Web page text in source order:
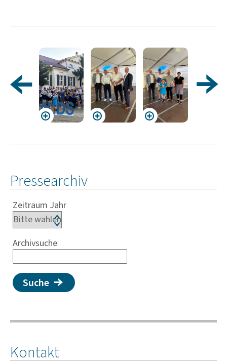
Pressearchiv
Zeitraum Jahr
Archivsuche
Suche
Kontakt